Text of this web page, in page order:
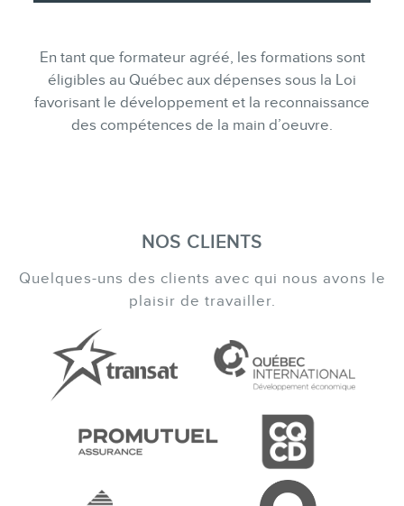
En tant que formateur agréé, les formations sont
éligibles au Québec aux dépenses sous la Loi
favorisant le développement et la reconnaissance
des compétences de la main d’oeuvre.
NOS CLIENTS
Quelques-uns des clients avec qui nous avons le
plaisir de travailler.